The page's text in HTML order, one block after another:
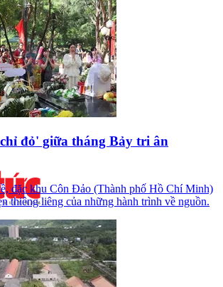
đỏ' giữa tháng Bảy tri ân
đặc khu Côn Đảo (Thành phố Hồ Chí Minh)
thiêng liêng của những hành trình về nguồn.